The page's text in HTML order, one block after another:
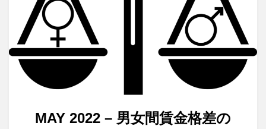
MAY 2022 – 男女間賃金格差の